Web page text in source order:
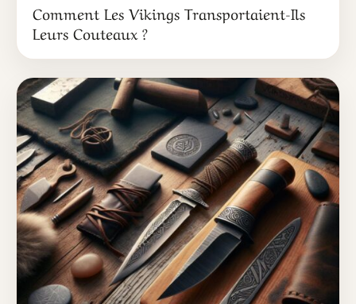
Comment Les Vikings Transportaient-Ils
Leurs Couteaux ?